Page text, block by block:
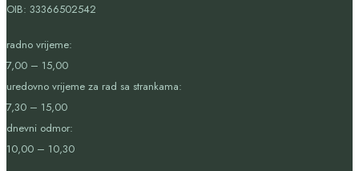
OIB: 33366502542
radno vrijeme:
7,00 – 15,00
uredovno vrijeme za rad sa strankama:
7,30 – 15,00
dnevni odmor:
10,00 – 10,30